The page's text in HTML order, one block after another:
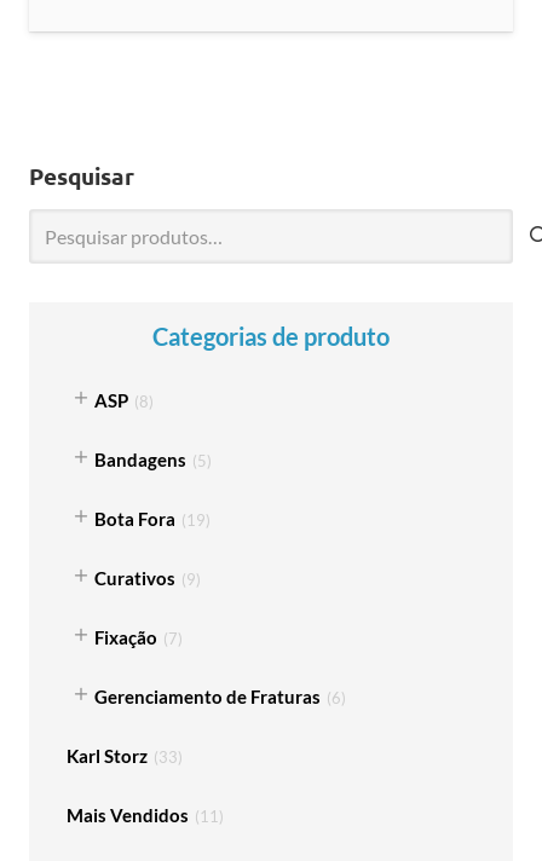
Pesquisar
por:
Categorias de produto
ASP (8)
Bandagens (5)
Bota Fora (19)
Curativos (9)
Fixação (7)
Gerenciamento de Fraturas (6)
Karl Storz (33)
Mais Vendidos (11 )